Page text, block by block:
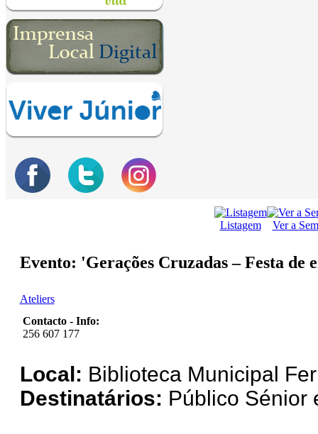
Listagem Ver a
Evento: 'Gerações Cruzadas – Festa de
Ateliers
Contacto - Info:
256 607 177
Local: Biblioteca Municipal
Destinatários: Público Sénior